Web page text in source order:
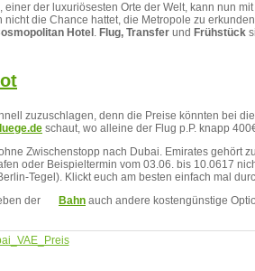
der luxuriösesten Orte der Welt, kann nun
die Chance hattet, die Metropole zu
Hotel . Flug, Transfer und Frühstück
zuzuschlagen, denn die Preise könnten bei
schaut, wo alleine der Flug p.P. knapp
Zwischenstopp nach Dubai. Emirates gehört
oder Beispieltermin vom 03.06. bis 10.0617
Tegel). Klickt euch am besten einfach mal
der
Bahn auch andere kostengünstige